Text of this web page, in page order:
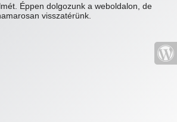
Éppen dolgozunk a weboldalon, de
visszatérünk.